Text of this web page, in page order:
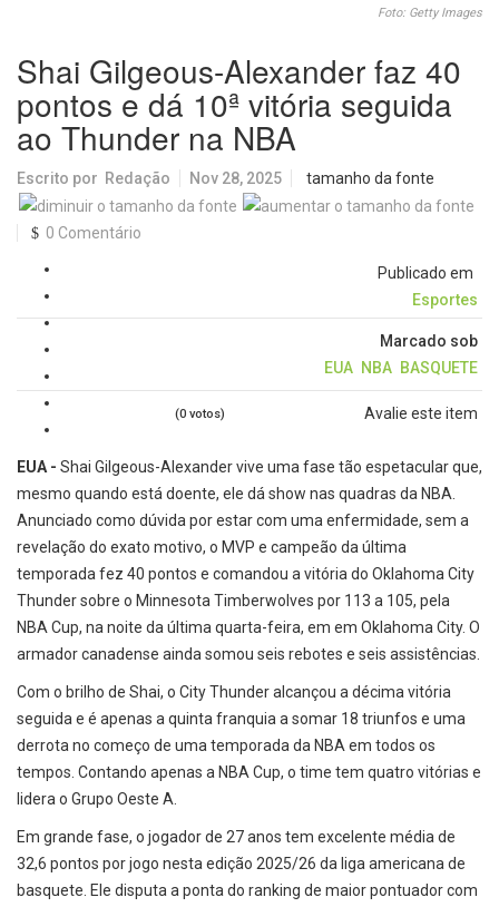
Foto: Getty Images
Shai Gilgeous-Alexander faz 40
pontos e dá 10ª vitória seguida
ao Thunder na NBA
Escrito por Redação Nov 28, 2025 tamanho da fonte
0 Comentário
Publicado em
Esportes
Marcado sob
EUA NBA BASQUETE
Avalie este item
(0 votos)
EUA - Shai Gilgeous-Alexander vive uma fase tão espetacular que,
mesmo quando está doente, ele dá show nas quadras da NBA.
Anunciado como dúvida por estar com uma enfermidade, sem a
revelação do exato motivo, o MVP e campeão da última
temporada fez 40 pontos e comandou a vitória do Oklahoma City
Thunder sobre o Minnesota Timberwolves por 113 a 105, pela
NBA Cup, na noite da última quarta-feira, em em Oklahoma City. O
armador canadense ainda somou seis rebotes e seis assistências.
Com o brilho de Shai, o City Thunder alcançou a décima vitória
seguida e é apenas a quinta franquia a somar 18 triunfos e uma
derrota no começo de uma temporada da NBA em todos os
tempos. Contando apenas a NBA Cup, o time tem quatro vitórias e
lidera o Grupo Oeste A.
Em grande fase, o jogador de 27 anos tem excelente média de
32,6 pontos por jogo nesta edição 2025/26 da liga americana de
basquete. Ele disputa a ponta do ranking de maior pontuador com